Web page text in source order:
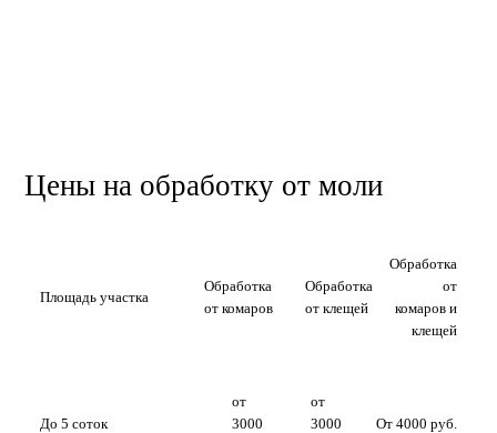
Цены на обработку от моли
Площадь участка
Обработка
от комаров
Обработка
от клещей
Обработка
от
комаров и
клещей
До 5 соток
от
3000
от
3000
От 4000 руб.